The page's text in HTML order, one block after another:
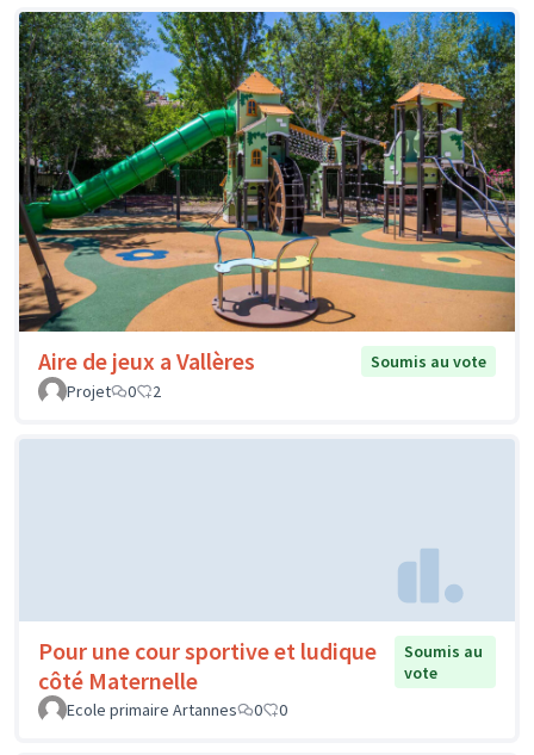
Aire de jeux a Vallères
Soumis au vote
Projet
0 2
Pour une cour sportive et ludique
côté Maternelle
Soumis au
vote
Ecole primaire Artannes
0 0